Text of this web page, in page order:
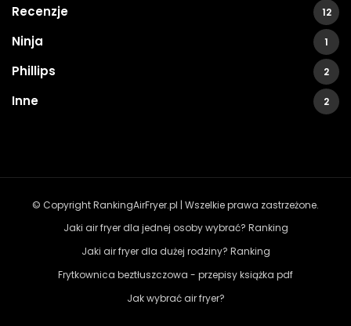
Recenzje 12
Ninja 1
Phillips 2
Inne 2
© Copyright RankingAirFryer.pl | Wszelkie prawa zastrzeżone.
Jaki air fryer dla jednej osoby wybrać? Ranking
Jaki air fryer dla dużej rodziny? Ranking
Frytkownica beztłuszczowa - przepisy książka pdf
Jak wybrać air fryer?